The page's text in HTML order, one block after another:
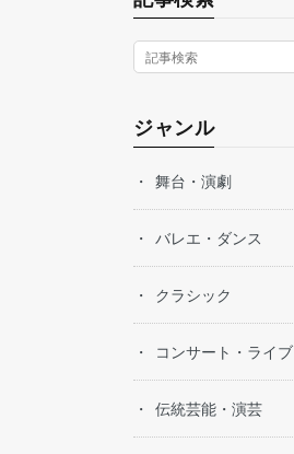
ジャンル
舞台・演劇
バレエ・ダンス
クラシック
コンサート・ライブ
伝統芸能・演芸